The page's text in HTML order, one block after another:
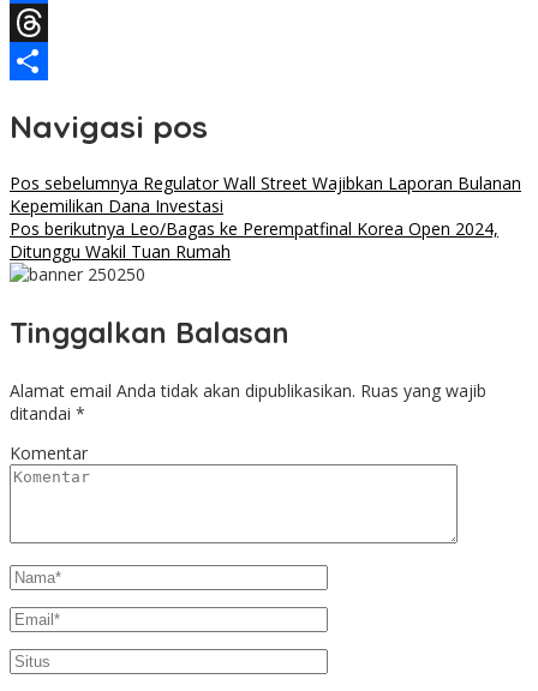
Facebook
Threads
Navigasi pos
Pos sebelumnya Regulator Wall Street Wajibkan Laporan Bulanan
Kepemilikan Dana Investasi
Pos berikutnya Leo/Bagas ke Perempatfinal Korea Open 2024,
Ditunggu Wakil Tuan Rumah
Tinggalkan Balasan
Alamat email Anda tidak akan dipublikasikan. Ruas yang wajib
ditandai *
Komentar